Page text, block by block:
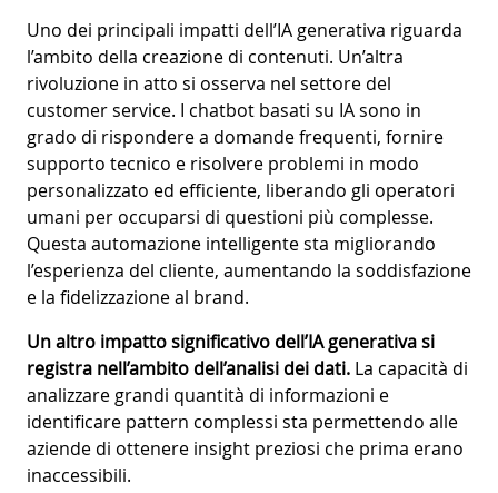
Uno dei principali impatti dell’IA generativa riguarda
l’ambito della creazione di contenuti. Un’altra
rivoluzione in atto si osserva nel settore del
customer service. I chatbot basati su IA sono in
grado di rispondere a domande frequenti, fornire
supporto tecnico e risolvere problemi in modo
personalizzato ed efficiente, liberando gli operatori
umani per occuparsi di questioni più complesse.
Questa automazione intelligente sta migliorando
l’esperienza del cliente, aumentando la soddisfazione
e la fidelizzazione al brand.
Un altro impatto significativo dell’IA generativa si
registra nell’ambito dell’analisi dei dati. La capacità di
analizzare grandi quantità di informazioni e
identificare pattern complessi sta permettendo alle
aziende di ottenere insight preziosi che prima erano
inaccessibili.